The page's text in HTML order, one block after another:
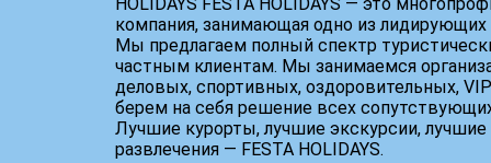
компания, занимающая одно из
Мы предлагаем полный спектр
частным клиентам. Мы занимаемся
деловых, спортивных, оздоровительных,
берем на себя решение всех
Лучшие курорты, лучшие экскурсии, лучшие
развлечения — FESTA HOLIDAYS.